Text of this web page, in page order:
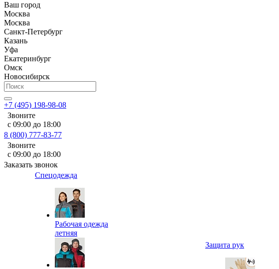
Ваш город
Москва
Москва
Санкт-Петербург
Казань
Уфа
Екатеринбург
Омск
Новосибирск
+7 (495) 198-98-08
Звоните
с 09:00 до 18:00
8 (800) 777-83-77
Звоните
с 09:00 до 18:00
Заказать звонок
Спецодежда
Рабочая одежда
летняя
Защита рук